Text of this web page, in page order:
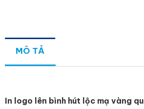
MÔ TẢ
In logo lên bình hút lộc mạ vàng